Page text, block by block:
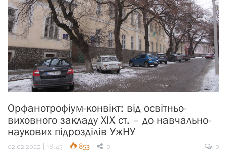
Орфанотрофіум-конвікт: від освітньо-
виховного закладу ХІХ ст. – до навчально-
наукових підрозділів УжНУ
02.02.2022 | 18:45 853 0
0